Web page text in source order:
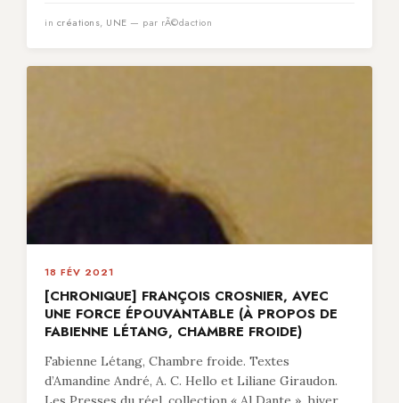
in créations, UNE — par rÃ©daction
18 FÉV 2021
[CHRONIQUE] FRANÇOIS CROSNIER, AVEC
UNE FORCE ÉPOUVANTABLE (À PROPOS DE
FABIENNE LÉTANG, CHAMBRE FROIDE)
Fabienne Létang, Chambre froide. Textes
d’Amandine André, A. C. Hello et Liliane Giraudon.